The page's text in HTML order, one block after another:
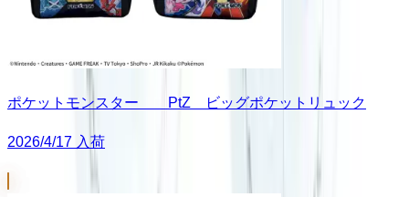
ポケットモンスター PtZ ビッグポケットリュック
2026/4/17 入荷